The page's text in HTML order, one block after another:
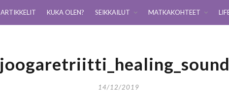
ARTIKKELIT KUKA OLEN? SEIKKAILUT MATKAKOHTEET
14/12/2019